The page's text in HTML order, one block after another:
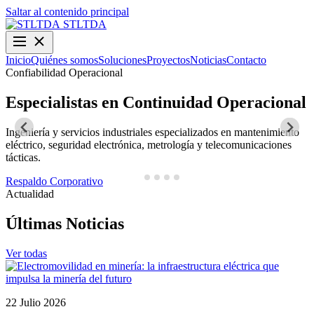
Saltar al contenido principal
STLTDA
InicioQuiénes somosSolucionesProyectosNoticiasContacto
Confiabilidad Operacional
Especialistas en Continuidad Operacional
Ingeniería y servicios industriales especializados en mantenimiento
eléctrico, seguridad electrónica, metrología y telecomunicaciones
tácticas.
Respaldo Corporativo
Actualidad
Últimas Noticias
Ver todas
22 Julio 2026